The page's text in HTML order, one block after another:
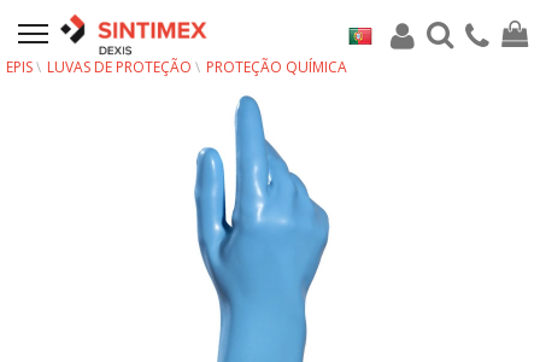
EPIS LUVAS DE PROTEÇÃO PROTEÇÃO QUÍMICA